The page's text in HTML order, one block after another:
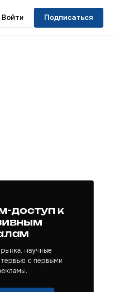
Войти Подписаться
доступ к
научные
с первыми